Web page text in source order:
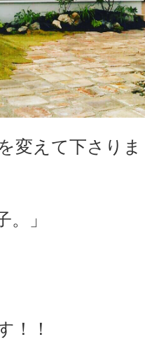
変えて下さり
」
！！